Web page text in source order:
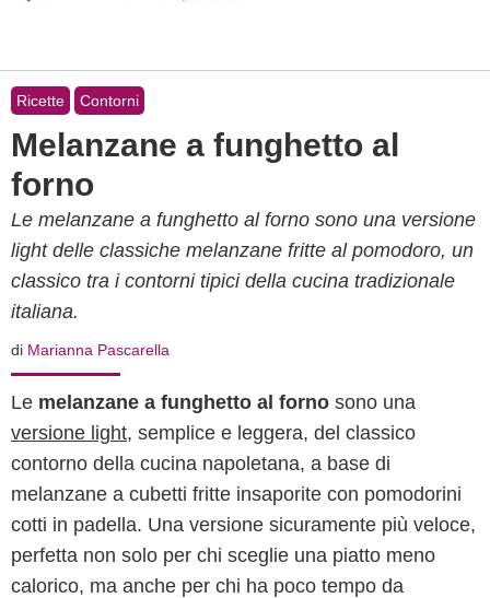
Ricette Contorni
Melanzane a funghetto al
forno
Le melanzane a funghetto al forno sono una versione
light delle classiche melanzane fritte al pomodoro, un
classico tra i contorni tipici della cucina tradizionale
italiana.
di Marianna Pascarella
Le melanzane a funghetto al forno sono una
versione light, semplice e leggera, del classico
contorno della cucina napoletana, a base di
melanzane a cubetti fritte insaporite con pomodorini
cotti in padella. Una versione sicuramente più veloce,
perfetta non solo per chi sceglie una piatto meno
calorico, ma anche per chi ha poco tempo da